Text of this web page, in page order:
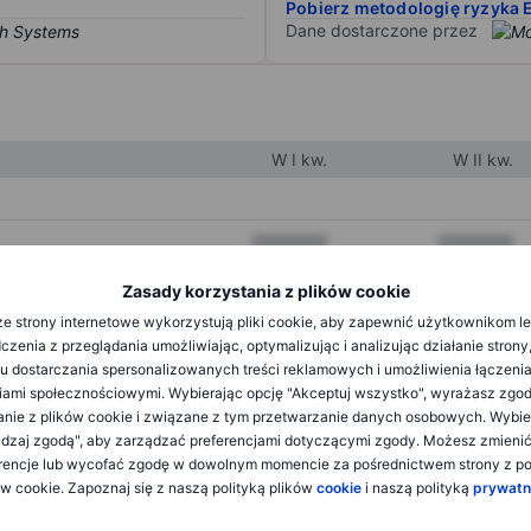
Zasady korzystania z plików cookie
strony internetowe wykorzystują pliki cookie, aby zapewnić użytkownikom
z przeglądania umożliwiając, optymalizując i analizując działanie
dostarczania spersonalizowanych treści reklamowych i umożliwienia
społecznościowymi. Wybierając opcję "Akceptuj wszystko", wyrażasz
z plików cookie i związane z tym przetwarzanie danych osobowych.
zgodą", aby zarządzać preferencjami dotyczącymi zgody. Możesz
lub wycofać zgodę w dowolnym momencie za pośrednictwem strony z
cookie. Zapoznaj się z naszą polityką plików cookie i naszą polityką
Pobierz metodologię ryzyka
Dane dostarczone przez
W I kw. W II kw.
XXXXXXX XXXXXXX
XXXXXXX
XXXXXXX XXXXXXX
XXXXXXX XXXXXXX
XXXXXXX